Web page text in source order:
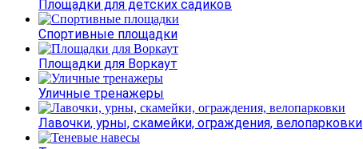
Площадки для детских садиков
Спортивные площадки
Площадки для Воркаут
Уличные тренажеры
Лавочки, урны, скамейки, ограждения, велопарковки